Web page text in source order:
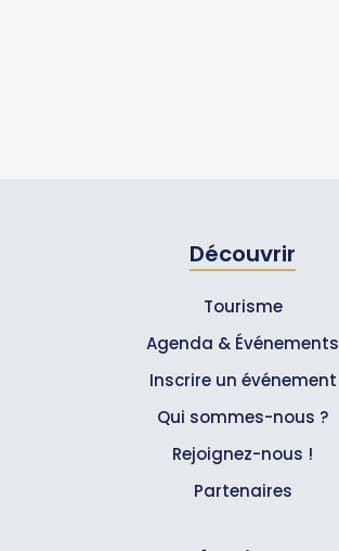
Découvrir
Tourisme
Agenda & Événements
Inscrire un événement
Qui sommes-nous ?
Rejoignez-nous !
Partenaires